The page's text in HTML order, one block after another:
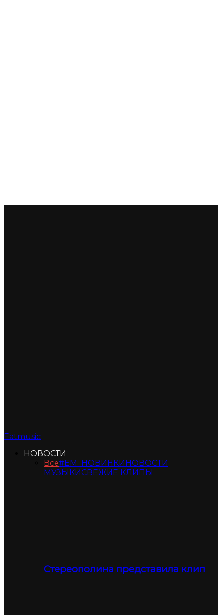
Eatmusic
НОВОСТИ
Все#ЕМ_НОВИНКИНОВОСТИ
МУЗЫКИСВЕЖИЕ КЛИПЫ
Стереополина представила клип